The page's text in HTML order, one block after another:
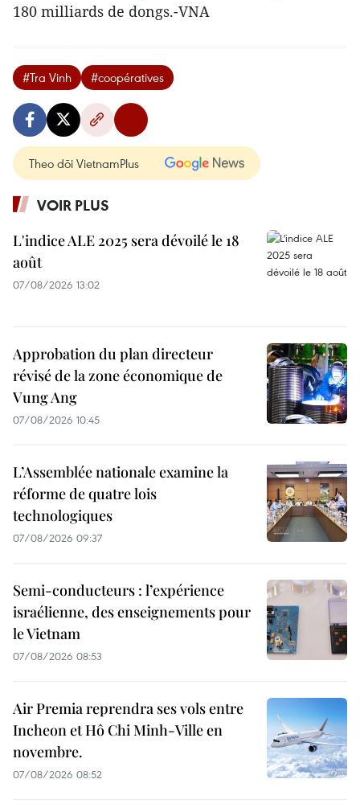
180 milliards de dongs.-VNA
#Tra Vinh #coopératives
Theo dõi VietnamPlus
VOIR PLUS
L'indice ALE 2025 sera dévoilé le 18
août
07/08/2026 13:02
Approbation du plan directeur
révisé de la zone économique de
Vung Ang
07/08/2026 10:45
L’Assemblée nationale examine la
réforme de quatre lois
technologiques
07/08/2026 09:37
Semi-conducteurs : l’expérience
israélienne, des enseignements pour
le Vietnam
07/08/2026 08:53
Air Premia reprendra ses vols entre
Incheon et Hô Chi Minh-Ville en
novembre.
07/08/2026 08:52